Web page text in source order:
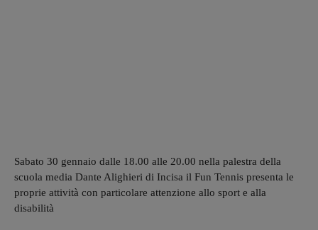
Sabato 30 gennaio dalle 18.00 alle 20.00 nella palestra della
scuola media Dante Alighieri di Incisa il Fun Tennis presenta le
proprie attività con particolare attenzione allo sport e alla
disabilità